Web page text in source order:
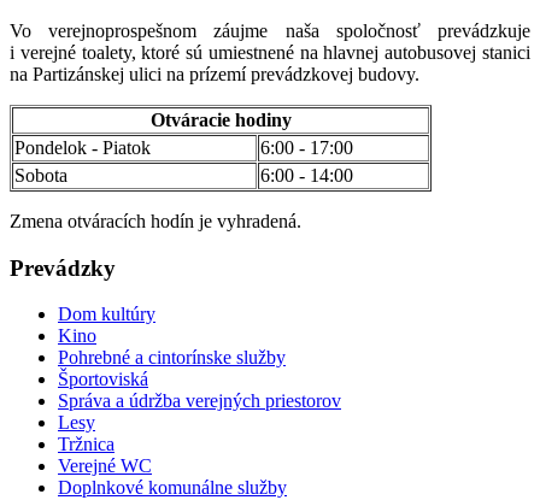
Vo verejnoprospešnom záujme naša spoločnosť prevádzkuje
i verejné toalety, ktoré sú umiestnené na hlavnej autobusovej stanici
na Partizánskej ulici na prízemí prevádzkovej budovy.
Otváracie hodiny
Pondelok - Piatok
6:00 - 17:00
Sobota
6:00 - 14:00
Zmena otváracích hodín je vyhradená.
Prevádzky
Dom kultúry
Kino
Pohrebné a cintorínske služby
Športoviská
Správa a údržba verejných priestorov
Lesy
Tržnica
Verejné WC
Doplnkové komunálne služby